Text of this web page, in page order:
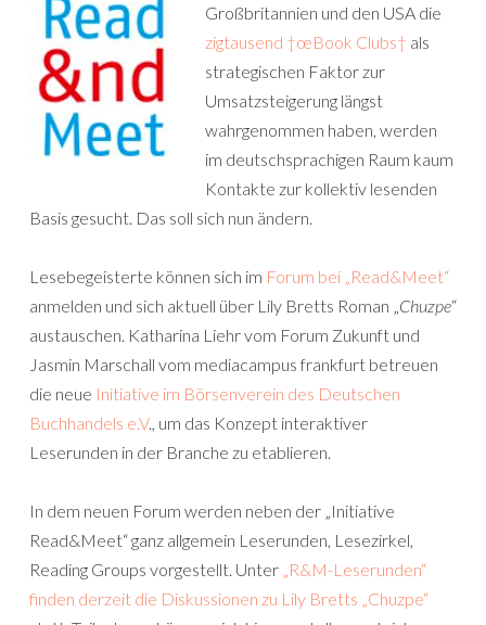
Großbritannien und den USA die
zigtausend †œBook Clubs† als
strategischen Faktor zur
Umsatzsteigerung längst
wahrgenommen haben, werden
im deutschsprachigen Raum kaum
Kontakte zur kollektiv lesenden
Basis gesucht. Das soll sich nun ändern.
Lesebegeisterte können sich im Forum bei „Read&Meet“
anmelden und sich aktuell über Lily Bretts Roman „Chuzpe“
austauschen. Katharina Liehr vom Forum Zukunft und
Jasmin Marschall vom mediacampus frankfurt betreuen
die neue Initiative im Börsenverein des Deutschen
Buchhandels e.V., um das Konzept interaktiver
Leserunden in der Branche zu etablieren.
In dem neuen Forum werden neben der „Initiative
Read&Meet“ ganz allgemein Leserunden, Lesezirkel,
Reading Groups vorgestellt. Unter „R&M-Leserunden“
finden derzeit die Diskussionen zu Lily Bretts „Chuzpe“